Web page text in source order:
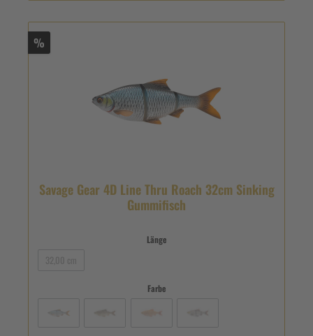
%
Savage Gear 4D Line Thru Roach 32cm Sinking
Gummifisch
Länge
Farbe